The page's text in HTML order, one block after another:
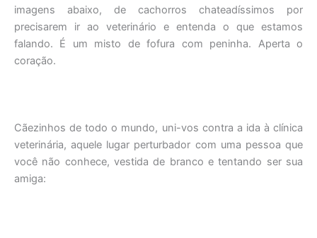
imagens abaixo, de cachorros chateadíssimos por
precisarem ir ao veterinário e entenda o que estamos
falando. É um misto de fofura com peninha. Aperta o
coração.
Cãezinhos de todo o mundo, uni-vos contra a ida à clínica
veterinária, aquele lugar perturbador com uma pessoa que
você não conhece, vestida de branco e tentando ser sua
amiga: